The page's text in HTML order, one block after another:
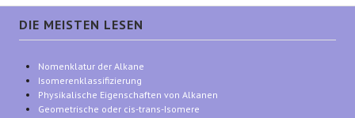
DIE MEISTEN LESEN
Nomenklatur der Alkane
Isomerenklassifizierung
Physikalische Eigenschaften von Alkanen
Geometrische oder cis-trans-Isomere